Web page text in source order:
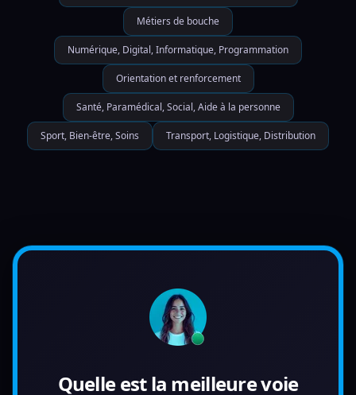
Métiers de bouche
Numérique, Digital, Informatique, Programmation
Orientation et renforcement
Santé, Paramédical, Social, Aide à la personne
Sport, Bien-être, Soins Transport, Logistique, Distribution
Quelle est la meilleure voie